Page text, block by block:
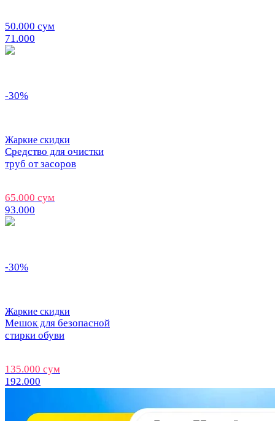
50.000 сум
71.000
-30%
Жаркие скидки
Средство для очистки
труб от засоров
65.000 сум
93.000
-30%
Жаркие скидки
Мешок для безопасной
стирки обуви
135.000 сум
192.000